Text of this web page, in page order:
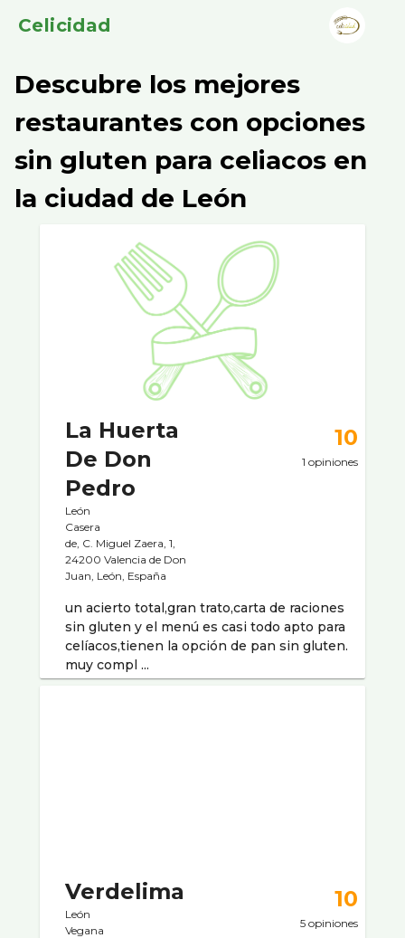
Celicidad
Descubre los mejores
restaurantes con opciones
sin gluten para celiacos en
la ciudad de León
La Huerta
De Don
Pedro
León
Casera
de, C. Miguel Zaera, 1,
24200 Valencia de Don
Juan, León, España
10
1 opiniones
un acierto total,gran trato,carta de raciones
sin gluten y el menú es casi todo apto para
celíacos,tienen la opción de pan sin gluten.
muy compl ...
Verdelima
León
Vegana
10
5 opiniones